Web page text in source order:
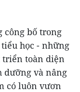
công bố trong
học - những
triển toàn diện
dưỡng và nâng
có luôn vươn